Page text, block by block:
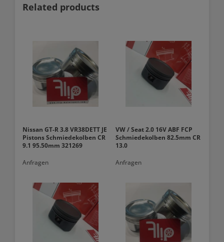
Related products
Nissan GT-R 3.8 VR38DETT JE
Pistons Schmiedekolben CR
9.1 95.50mm 321269
Anfragen
VW / Seat 2.0 16V ABF FCP
Schmiedekolben 82.5mm CR
13.0
Anfragen